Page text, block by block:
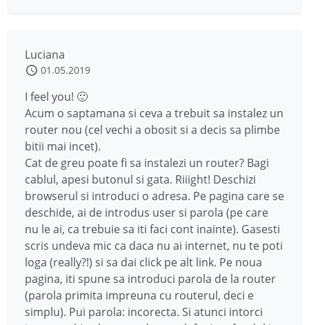
Luciana
01.05.2019
I feel you! 🙂
Acum o saptamana si ceva a trebuit sa instalez un
router nou (cel vechi a obosit si a decis sa plimbe
bitii mai incet).
Cat de greu poate fi sa instalezi un router? Bagi
cablul, apesi butonul si gata. Riiight! Deschizi
browserul si introduci o adresa. Pe pagina care se
deschide, ai de introdus user si parola (pe care
nu le ai, ca trebuie sa iti faci cont inainte). Gasesti
scris undeva mic ca daca nu ai internet, nu te poti
loga (really?!) si sa dai click pe alt link. Pe noua
pagina, iti spune sa introduci parola de la router
(parola primita impreuna cu routerul, deci e
simplu). Pui parola: incorecta. Si atunci intorci